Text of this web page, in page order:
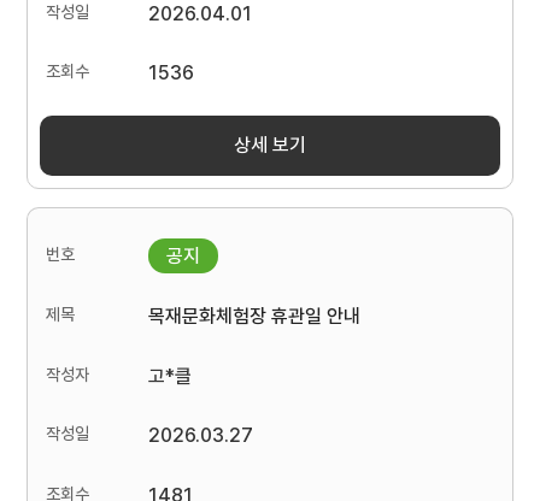
2026.04.01
1536
상세 보기
목재문화체험장 휴관일 안내
고*클
2026.03.27
1481